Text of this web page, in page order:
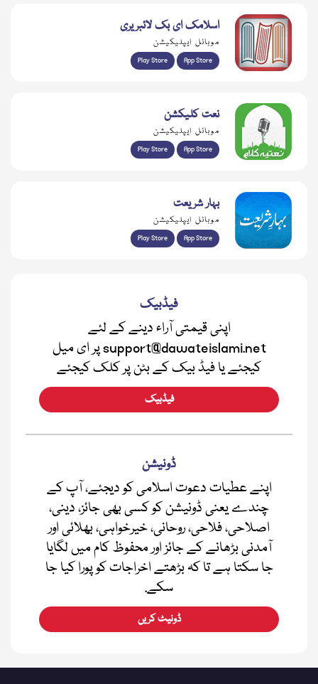
اسلامک ای بک لائبریری
موبائل ایپلیکیشن
Play Store App Store
نعت کلیکشن
موبائل ایپلیکیشن
Play Store App Store
بہار شریعت
موبائل ایپلیکیشن
Play Store App Store
فیڈبیک
اپنی قیمتی آراء دینے کے لئے
support@dawateislami.net پر ای میل
کیجئے یا فیڈ بیک کے بٹن پر کلک کیجئے
فیڈبیک
ڈونیشن
اپنے عطیات دعوت اسلامی کو دیجئے، آپ کے
چندے یعنی ڈونیشن کو کسی بھی جائز، دینی،
اصلاحی، فلاحی، روحانی، خیرخواہی، بھلائی اور
آمدنی بڑھانے کے جائز اور محفوظ کام میں لگایا
جا سکتا ہے تا کہ بڑھتے اخراجات کو پورا کیا جا
سکے.
ڈونیٹ کریں